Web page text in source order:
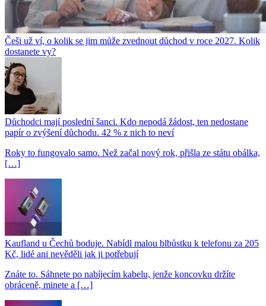
Češi už ví, o kolik se jim může zvednout důchod v roce 2027. Kolik
dostanete vy?
Důchodci mají poslední šanci. Kdo nepodá žádost, ten nedostane
papír o zvýšení důchodu. 42 % z nich to neví
Roky to fungovalo samo. Než začal nový rok, přišla ze státu obálka,
[…]
Kaufland u Čechů boduje. Nabídl malou blbůstku k telefonu za 205
Kč, lidé ani nevěděli jak ji potřebují
Znáte to. Sáhnete po nabíjecím kabelu, jenže koncovku držíte
obráceně, minete a […]